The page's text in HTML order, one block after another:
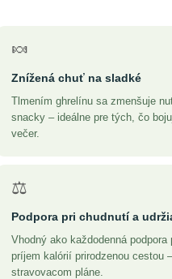
🍬
Znížená chuť na sladké
Tlmením ghrelínu sa zmenšuje
snacky – ideálne pre tých, čo
večer.
⚖️
Podpora pri chudnutí a
Vhodný ako každodenná
príjem kalórií prirodzenou cestou
stravovacom pláne.